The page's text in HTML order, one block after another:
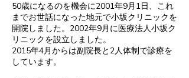
50歳になるのを機会に2001年9月1日、これ
までお世話になった地元で小坂クリニックを
開院しました。2002年9月に医療法人小坂ク
リニックを設立しました。
2015年4月からは副院長と2人体制で診療を
しています。